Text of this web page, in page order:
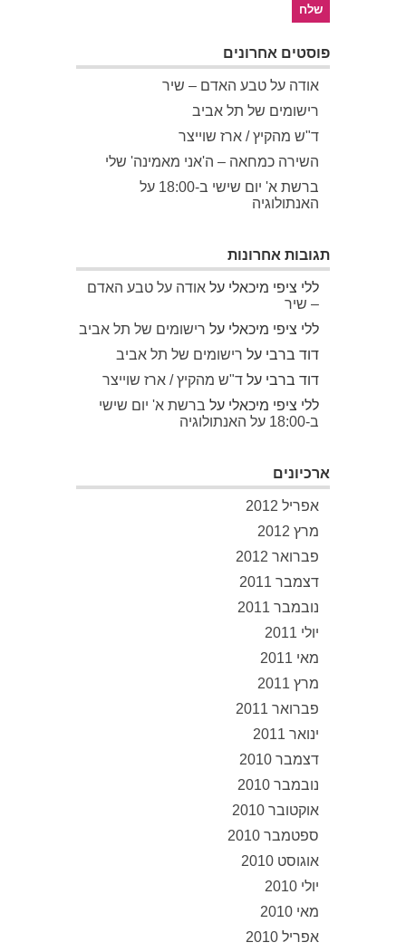
פוסטים אחרונים
אודה על טבע האדם – שיר
רישומים של תל אביב
ד"ש מהקיץ / ארז שוייצר
השירה כמחאה – ה'אני מאמינה' שלי
ברשת א' יום שישי ב-18:00 על
האנתולוגיה
תגובות אחרונות
ללי ציפי מיכאלי על אודה על טבע האדם
– שיר
ללי ציפי מיכאלי על רישומים של תל אביב
דוד ברבי על רישומים של תל אביב
דוד ברבי על ד"ש מהקיץ / ארז שוייצר
ללי ציפי מיכאלי על ברשת א' יום שישי
ב-18:00 על האנתולוגיה
ארכיונים
אפריל 2012
מרץ 2012
פברואר 2012
דצמבר 2011
נובמבר 2011
יולי 2011
מאי 2011
מרץ 2011
פברואר 2011
ינואר 2011
דצמבר 2010
נובמבר 2010
אוקטובר 2010
ספטמבר 2010
אוגוסט 2010
יולי 2010
מאי 2010
אפריל 2010